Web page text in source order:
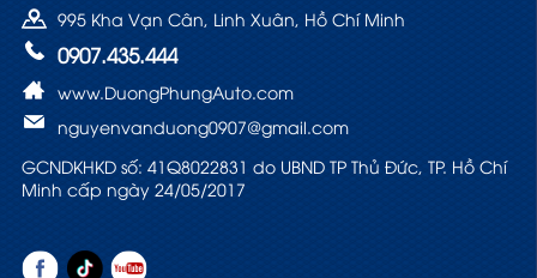
995 Kha Vạn Cân, Linh Xuân, Hồ Chí Minh
0907.435.444
www.DuongPhungAuto.com
nguyenvanduong0907@gmail.com
GCNDKHKD số: 41Q8022831 do UBND TP Thủ Đức, TP. Hồ Chí
Minh cấp ngày 24/05/2017